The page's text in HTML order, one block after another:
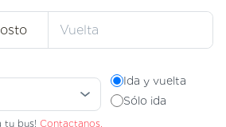
Ida y vuelta
Sólo ida
tu bus! Contactanos.